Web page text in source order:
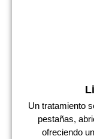
Un tratamiento
pestañas,
ofreciendo